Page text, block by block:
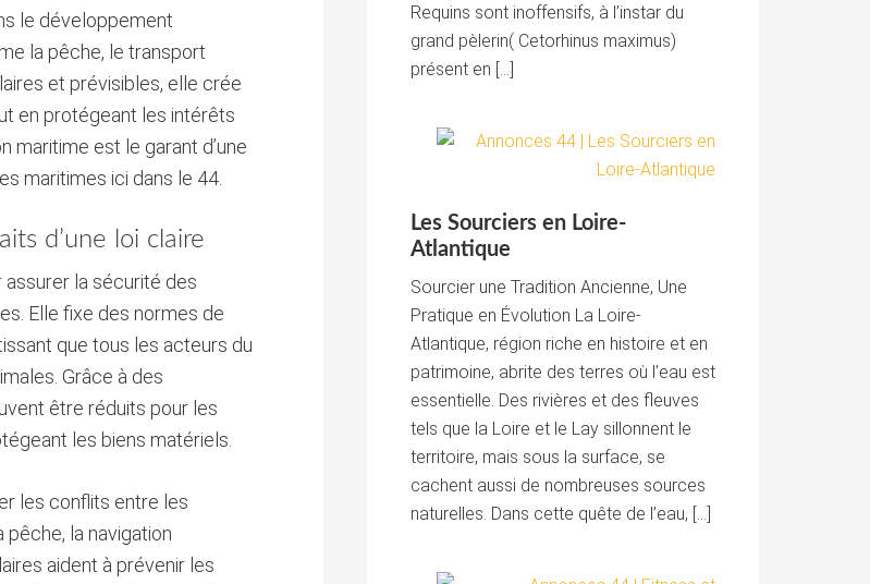
le développement
la pêche, le transport
et prévisibles, elle crée
en protégeant les intérêts
maritime est le garant d’une
maritimes ici dans le 44.
d’une loi claire
la sécurité des
Elle fixe des normes de
que tous les acteurs du
Grâce à des
être réduits pour les
les biens matériels.
les conflits entre les
la navigation
aident à prévenir les
Requins sont inoffensifs, à l’instar du
grand pèlerin( Cetorhinus maximus)
présent en […]
Les Sourciers en Loire-
Atlantique
Sourcier une Tradition Ancienne, Une
Pratique en Évolution La Loire-
Atlantique, région riche en histoire et en
patrimoine, abrite des terres où l’eau est
essentielle. Des rivières et des fleuves
tels que la Loire et le Lay sillonnent le
territoire, mais sous la surface, se
cachent aussi de nombreuses sources
naturelles. Dans cette quête de l’eau, […]